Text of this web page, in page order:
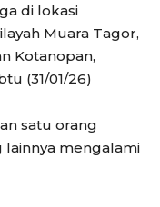
di lokasi
Muara Tagor,
Kotanopan,
(31/01/26)
satu orang
lainnya mengalami